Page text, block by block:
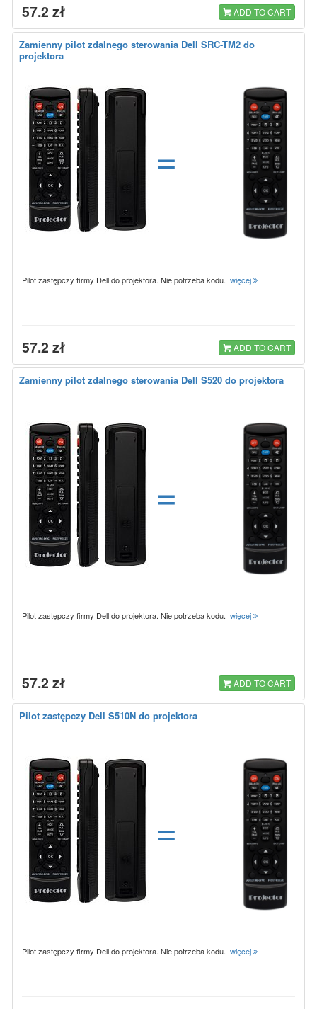
57.2 zł ADD TO CART
Zamienny pilot zdalnego sterowania Dell SRC-TM2 do
projektora
=
Pilot zastępczy firmy Dell do projektora. Nie potrzeba kodu. więcej
57.2 zł ADD TO CART
Zamienny pilot zdalnego sterowania Dell S520 do projektora
=
Pilot zastępczy firmy Dell do projektora. Nie potrzeba kodu. więcej
57.2 zł ADD TO CART
Pilot zastępczy Dell S510N do projektora
=
Pilot zastępczy firmy Dell do projektora. Nie potrzeba kodu. więcej